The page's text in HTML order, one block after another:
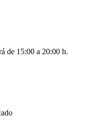
de 15:00 a 20:00 h.